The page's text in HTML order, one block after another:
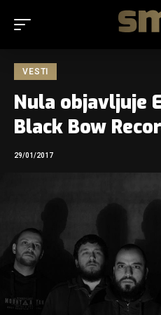
VESTI
Nula objavljuje
Black Bow
29/01/2017